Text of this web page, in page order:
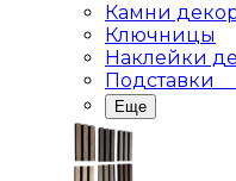
Камни
Ключницы
Наклейки
Подставки
Еще